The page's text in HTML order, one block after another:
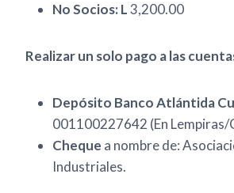
No Socios: L3,200.00
Realizar un solo pago a las
Depósito Banco Atlántida
001100227642 (En
Cheque a nombre de:
Industriales.